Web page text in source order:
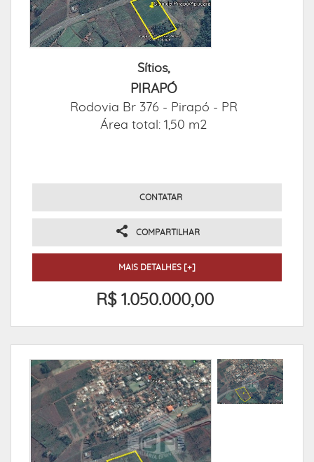
Sítios,
PIRAPÓ
Rodovia Br 376 - Pirapó - PR
Área total: 1,50 m2
CONTATAR
COMPARTILHAR
MAIS DETALHES [+]
R$ 1.050.000,00